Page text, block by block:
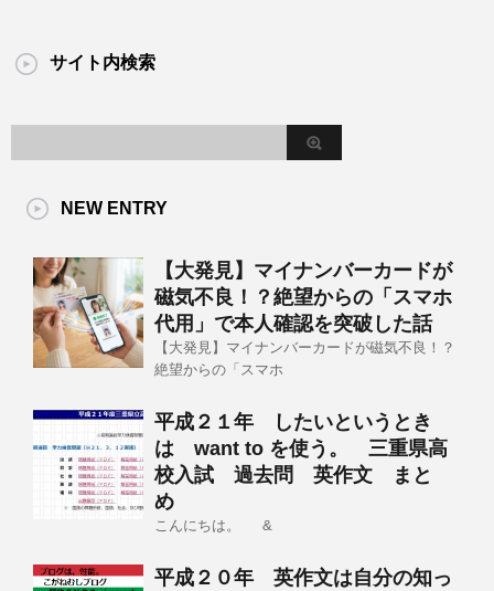
サイト内検索
NEW ENTRY
【大発見】マイナンバーカードが
磁気不良！？絶望からの「スマホ
代用」で本人確認を突破した話
【大発見】マイナンバーカードが磁気不良！？
絶望からの「スマホ
平成２１年 したいというとき
は want to を使う。 三重県高
校入試 過去問 英作文 まと
め
こんにちは。 &
平成２０年 英作文は自分の知っ